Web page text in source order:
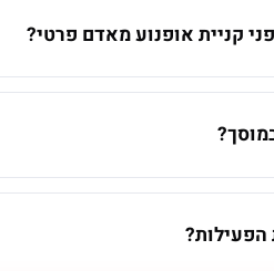
קניית אופנוע מאדם פרטי?